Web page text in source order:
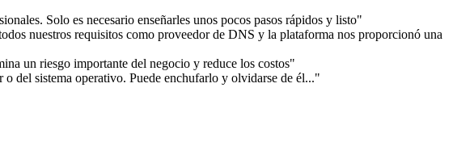
Solo es necesario enseñarles unos pocos pasos rápidos y listo"
nuestros requisitos como proveedor de DNS y la plataforma nos proporcionó una
un riesgo importante del negocio y reduce los costos"
del sistema operativo. Puede enchufarlo y olvidarse de él..."